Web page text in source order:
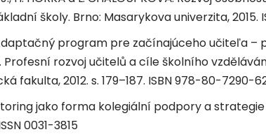
školy. Brno: Masarykova univerzita,
Adaptačný program pre začínajúceho učiteľa –
Profesní rozvoj učitelů a cíle školního
fakulta, 2012. s. 179–187. ISBN 978-80-7290-
jako forma kolegiální podpory a
0031-3815